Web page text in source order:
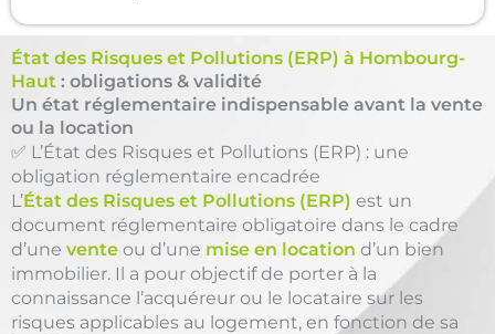
État des Risques et Pollutions (ERP) à Hombourg-
Haut : obligations & validité
Un état réglementaire indispensable avant la vente
ou la location
✅ L’État des Risques et Pollutions (ERP) : une
obligation réglementaire encadrée
L’État des Risques et Pollutions (ERP) est un
document réglementaire obligatoire dans le cadre
d’une vente ou d’une mise en location d’un bien
immobilier. Il a pour objectif de porter à la
connaissance l’acquéreur ou le locataire sur les
risques applicables au logement, en fonction de sa